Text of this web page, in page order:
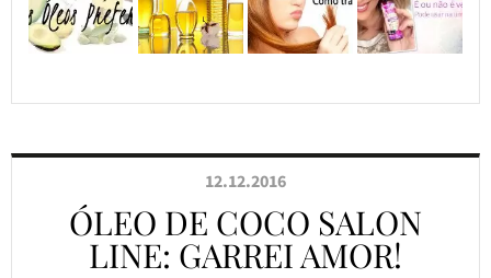
12.12.2016
ÓLEO DE COCO SALON
LINE: GARREI AMOR!